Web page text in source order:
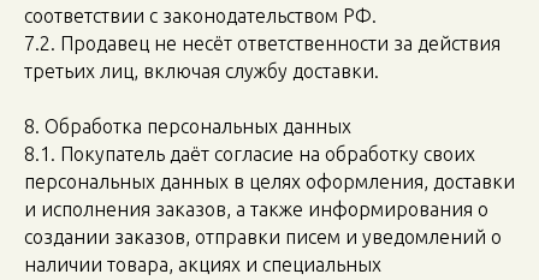
соответствии с законодательством РФ.
7.2. Продавец не несёт ответственности за действия
третьих лиц, включая службу доставки.
8. Обработка персональных данных
8.1. Покупатель даёт согласие на обработку своих
персональных данных в целях оформления, доставки
и исполнения заказов, а также информирования о
создании заказов, отправки писем и уведомлений о
наличии товара, акциях и специальных